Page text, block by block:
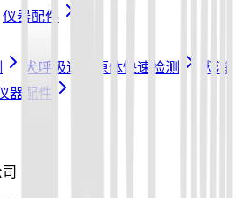
仪器配件
犬呼吸道病原体快速检测
犬消
器配件